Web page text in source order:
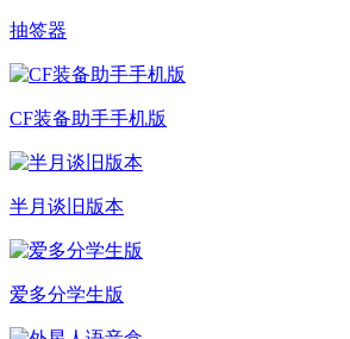
抽签器
CF装备助手手机版
半月谈旧版本
爱多分学生版